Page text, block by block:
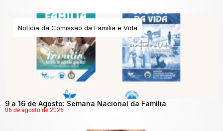
Notícia da Comissão da Família e Vida
9 a 16 de Agosto: Semana Nacional da Família
06 de agosto de 2026